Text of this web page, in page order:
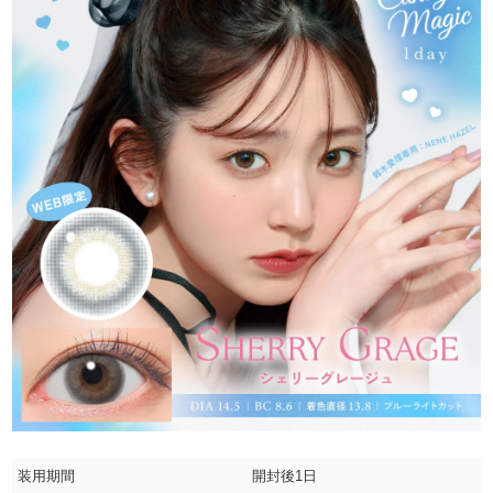
装用期間 開封後1日